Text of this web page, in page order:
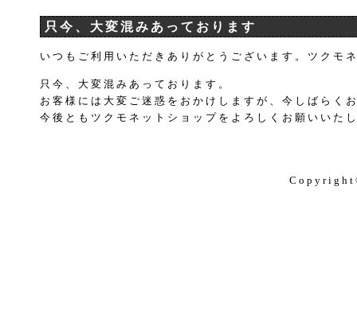
只今、大変混みあっております
いつもご利用いただきありがとうございます。ツクモ
只今、大変混みあっております。
お客様には大変ご迷惑をおかけしますが、今しばらく
今後ともツクモネットショップをよろしくお願いいた